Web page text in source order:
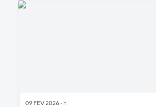
09 FEV 2026 - h